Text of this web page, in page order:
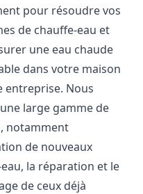
pour résoudre vos
de chauffe-eau et
une eau chaude
dans votre maison
entreprise. Nous
large gamme de
notamment
de nouveaux
la réparation et le
de ceux déjà